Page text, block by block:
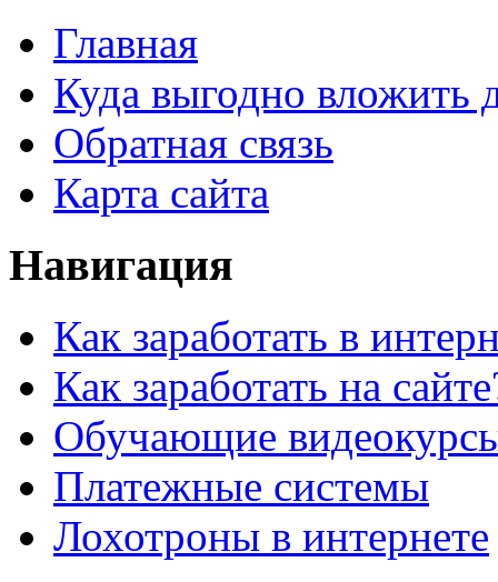
Главная
Куда выгодно вложить
Обратная связь
Карта сайта
Навигация
Как заработать в
Как заработать на
Обучающие
Платежные системы
Лохотроны в интернете